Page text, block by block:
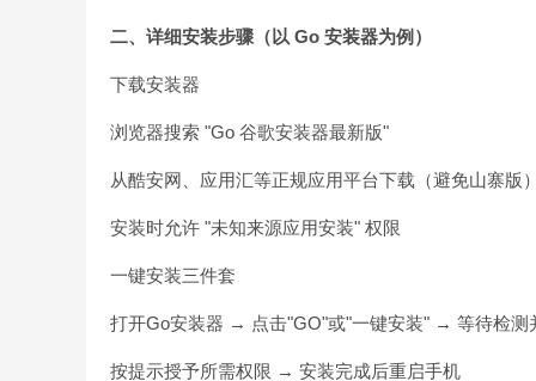
二、详细安装步骤（以 Go 安装器为例）
下载安装器
浏览器搜索 "Go 谷歌安装器最新版"
从酷安网、应用汇等正规应用平台下载（避免山寨版）
安装时允许 "未知来源应用安装" 权限
一键安装三件套
打开Go安装器 → 点击"GO"或"一键安装" → 等待检测
按提示授予所需权限 → 安装完成后重启手机